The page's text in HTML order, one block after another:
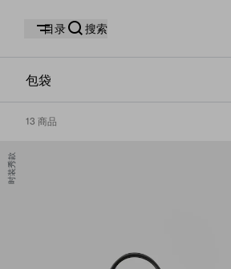
目录 搜索
包袋
13 商品
时装秀款